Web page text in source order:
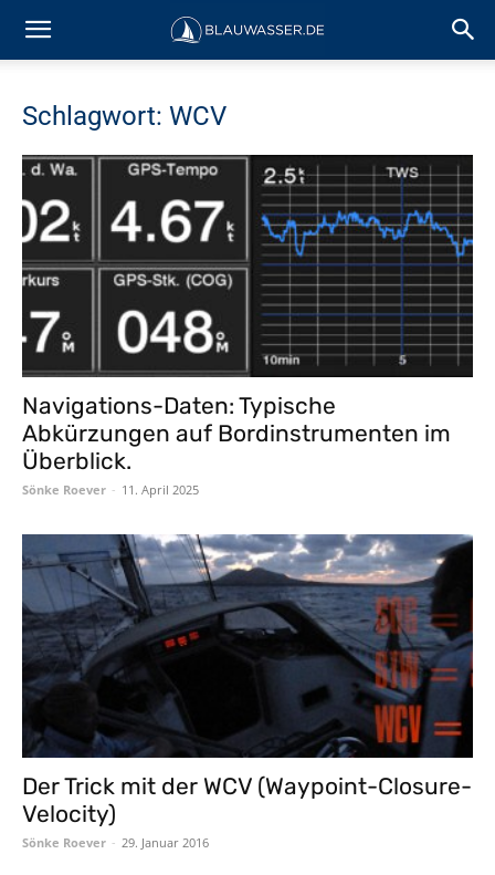
Schlagwort: WCV
Navigations-Daten: Typische
Abkürzungen auf Bordinstrumenten im
Überblick.
Sönke Roever - 11. April 2025
Der Trick mit der WCV (Waypoint-Closure-
Velocity)
Sönke Roever - 29. Januar 2016